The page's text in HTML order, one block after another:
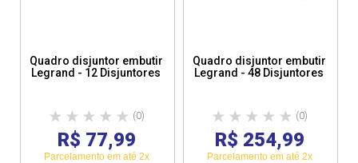
Quadro disjuntor embutir
Legrand - 12 Disjuntores
(0)
R$ 77,99
Parcelamento em até 2x
Quadro disjuntor embutir
Legrand - 48 Disjuntores
(0)
R$ 254,99
Parcelamento em até 2x